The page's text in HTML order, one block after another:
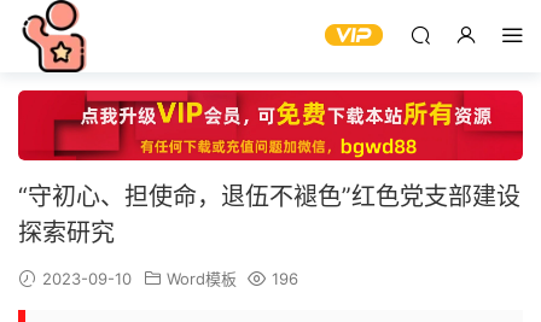
“守初心、担使命，退伍不褪色”红色党支部建设
探索研究
2023-09-10 Word模板 196